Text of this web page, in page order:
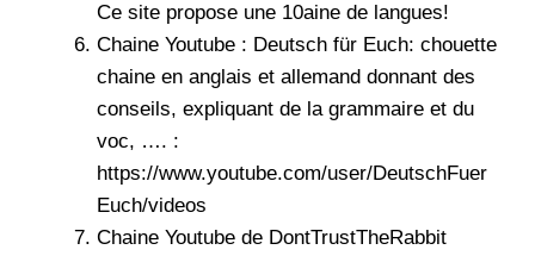
Ce site propose une 10aine de langues!
Chaine Youtube : Deutsch für Euch: chouette
chaine en anglais et allemand donnant des
conseils, expliquant de la grammaire et du
voc, …. :
https://www.youtube.com/user/DeutschFuer
Euch/videos
Chaine Youtube de DontTrustTheRabbit